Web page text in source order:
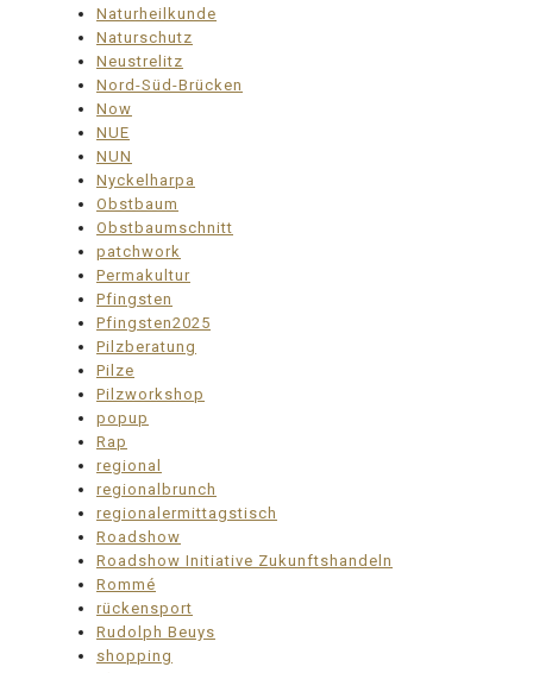
Naturheilkunde
Naturschutz
Neustrelitz
Nord-Süd-Brücken
Now
NUE
NUN
Nyckelharpa
Obstbaum
Obstbaumschnitt
patchwork
Permakultur
Pfingsten
Pfingsten2025
Pilzberatung
Pilze
Pilzworkshop
popup
Rap
regional
regionalbrunch
regionalermittagstisch
Roadshow
Roadshow Initiative Zukunftshandeln
Rommé
rückensport
Rudolph Beuys
shopping